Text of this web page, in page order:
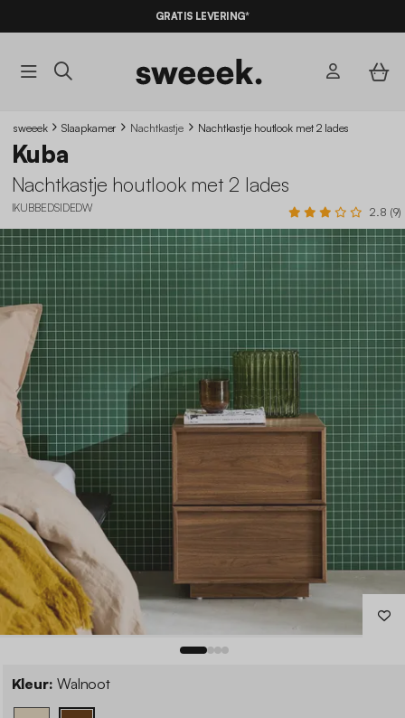
GRATIS LEVERING*
sweeek Slaapkamer Nachtkastje Nachtkastje houtlook met 2 lades
Kuba
Nachtkastje houtlook met 2 lades
IKUBBEDSIDEDW 2.8 (9)
Kleur: Walnoot